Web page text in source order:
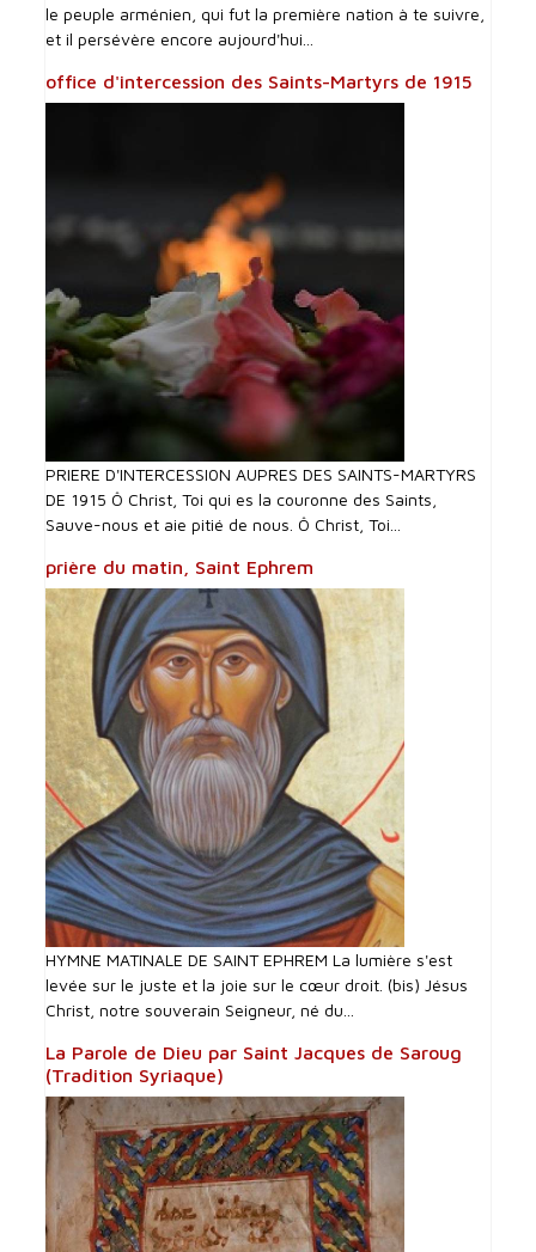
le peuple arménien, qui fut la première nation à te suivre,
et il persévère encore aujourd'hui...
office d'intercession des Saints-Martyrs de 1915
PRIERE D'INTERCESSI0N AUPRES DES SAINTS-MARTYRS
DE 1915 Ô Christ, Toi qui es la couronne des Saints,
Sauve-nous et aie pitié de nous. Ô Christ, Toi...
prière du matin, Saint Ephrem
HYMNE MATINALE DE SAINT EPHREM La lumière s'est
levée sur le juste et la joie sur le cœur droit. (bis) Jésus
Christ, notre souverain Seigneur, né du...
La Parole de Dieu par Saint Jacques de Saroug
(Tradition Syriaque)